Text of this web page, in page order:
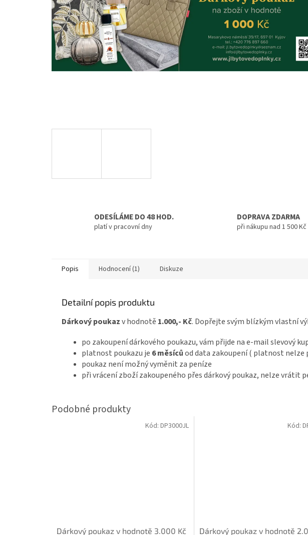
ODESÍLÁME DO 48 HOD.
platí v pracovní dny
DOPRAVA ZDARMA
při nákupu nad 1 500 Kč
Popis Hodnocení (1) Diskuze
Detailní popis produktu
Dárkový poukazv hodnotě 1.000,- Kč. Dopřejte svým blízkým vlastní
po zakoupení dárkového poukazu, vám přijde na e-mail slevový
platnost poukazu je 6 měsícůod data zakoupení ( platnost nelze
poukaz není možný vyměnit za peníze
při vrácení zboží zakoupeného přes dárkový poukaz, nelze vrátit
Dárkový poukaz v hodnotě 3.000 Kč
Kód: DP3000JL
Dárkový poukaz v hodnotě
Kód: